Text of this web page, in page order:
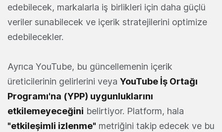
edebilecek, markalarla iş birlikleri için daha güçlü
veriler sunabilecek ve içerik stratejilerini optimize
edebilecekler.
Ayrıca YouTube, bu güncellemenin içerik
üreticilerinin gelirlerini veya YouTube İş Ortağı
Programı'na (YPP) uygunluklarını
etkilemeyeceğini belirtiyor. Platform, hala
"etkileşimli izlenme" metriğini takip edecek ve bu